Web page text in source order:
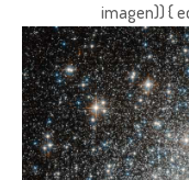
imagen)) {